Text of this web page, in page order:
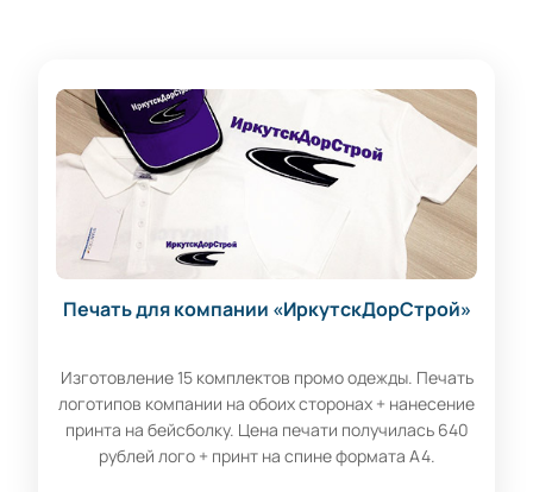
Печать для компании «ИркутскДорСтрой»
Изготовление 15 комплектов промо одежды. Печать
логотипов компании на обоих сторонах + нанесение
принта на бейсболку. Цена печати получилась 640
рублей лого + принт на спине формата А4.